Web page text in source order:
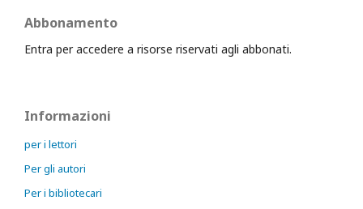
Abbonamento
Entra per accedere a risorse riservati agli abbonati.
Informazioni
per i lettori
Per gli autori
Per i bibliotecari